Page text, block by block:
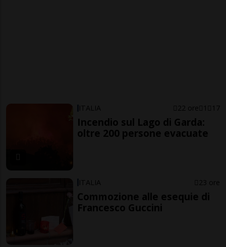
ITALIA 22 ore 1 17
Incendio sul Lago di Garda:
oltre 200 persone evacuate
ITALIA 23 ore
Commozione alle esequie di
Francesco Guccini